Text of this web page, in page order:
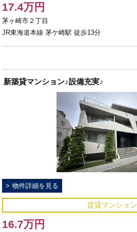
17.4万円
茅ヶ崎市２丁目
JR東海道本線 茅ケ崎駅 徒歩13分
新築貸マンション♪設備充実♪
物件詳細を見る
賃貸マンション
16.7万円